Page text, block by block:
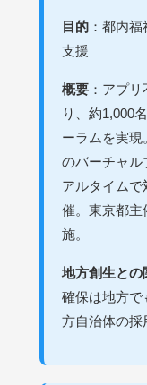
目的 ：都内
支援
概要 ：アプ
り、約1,000
ーラムを実
のバーチャル
アルタイム
催。東京都主
施。
地方創生との
確保は地方で
方自治体の採